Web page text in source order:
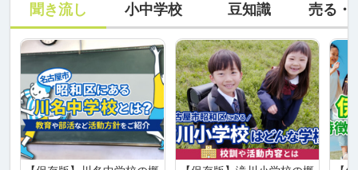
聞き流し 小中学校 豆知識 売る・